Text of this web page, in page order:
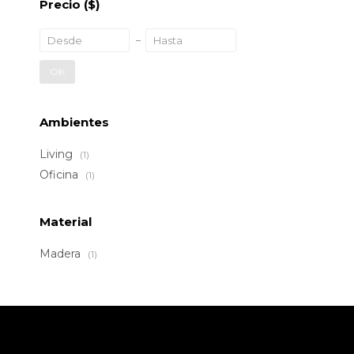
Precio ($)
OK
Ambientes
Living (1)
Oficina (1)
Material
Madera (1)